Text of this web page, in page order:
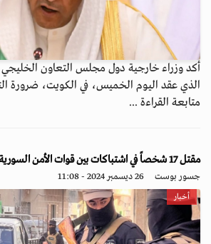
أكد وزراء خارجية دول مجلس التعاون الخليجي
الذي عقد اليوم الخميس، في الكويت، ضرورة
متابعة القراءة ...
مقتل 17 شخصاً في اشتباكات بين قوات الأمن السورية ومسلحين بطرطوس
جسور بوست 26 ديسمبر 2024 - 11:08
أخبار